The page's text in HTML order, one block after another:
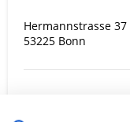
Hermannstrasse 37
53225 Bonn